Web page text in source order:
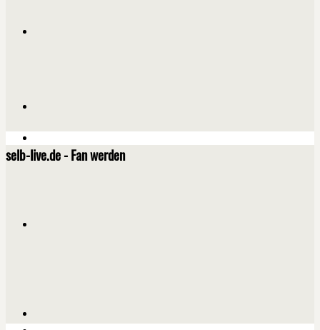
selb-live.de - Fan werden